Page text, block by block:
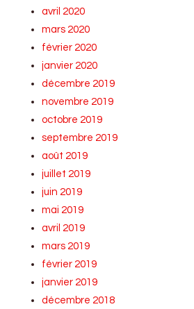
avril 2020
mars 2020
février 2020
janvier 2020
décembre 2019
novembre 2019
octobre 2019
septembre 2019
août 2019
juillet 2019
juin 2019
mai 2019
avril 2019
mars 2019
février 2019
janvier 2019
décembre 2018